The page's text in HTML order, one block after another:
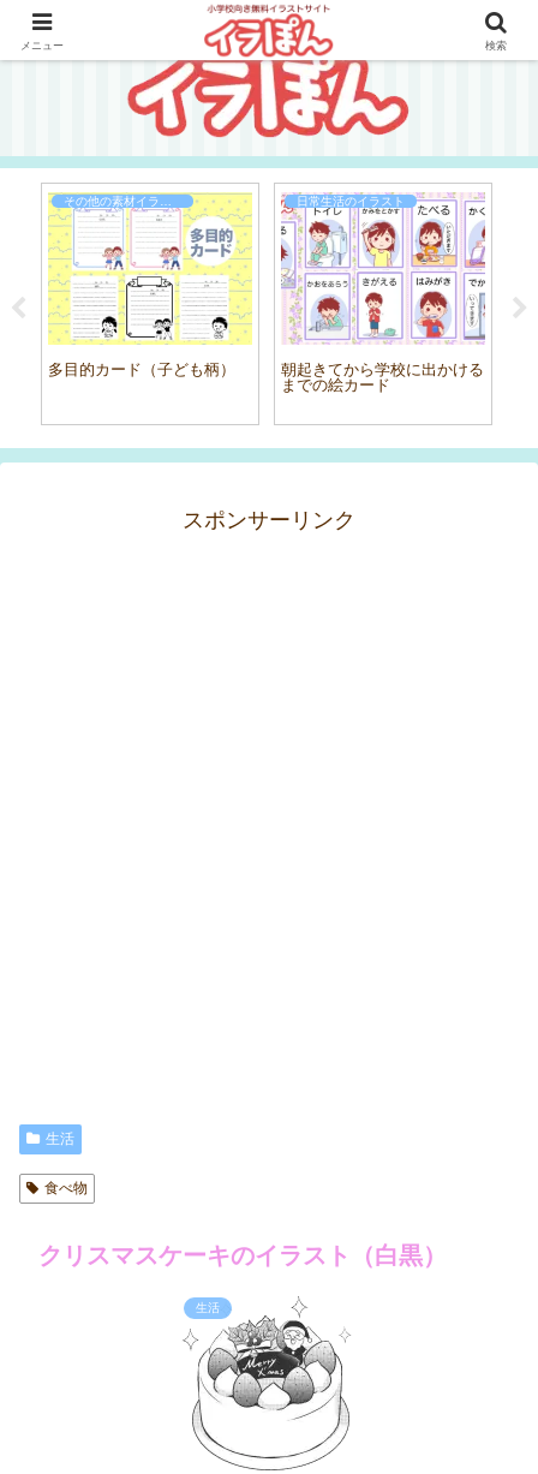
多目的カード（子ども柄）
日常生活のイラスト
朝起きてから学校に出かける
までの絵カード
スポンサーリンク
生活
食べ物
クリスマスケーキのイラスト（白黒）
生活
メニュー 検索